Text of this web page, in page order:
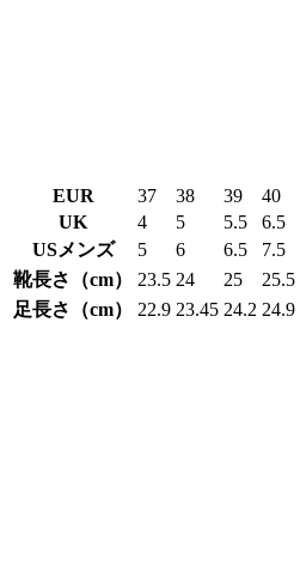
EUR 37 38 39 40
UK
4 5 5.5 6.5
USメンズ
5 6 6.5 7.5
靴長さ（cm）
23.5 24 25 25.5
足長さ（cm）
22.9 23.45 24.2 24.9